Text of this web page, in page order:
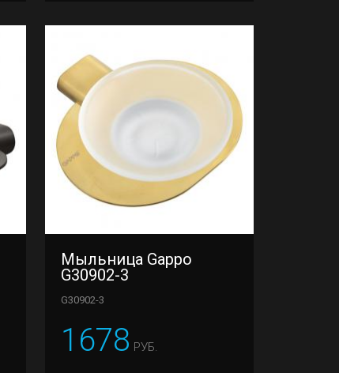
Мыльница Gappo
G30902-3
G30902-3
1678 РУБ.